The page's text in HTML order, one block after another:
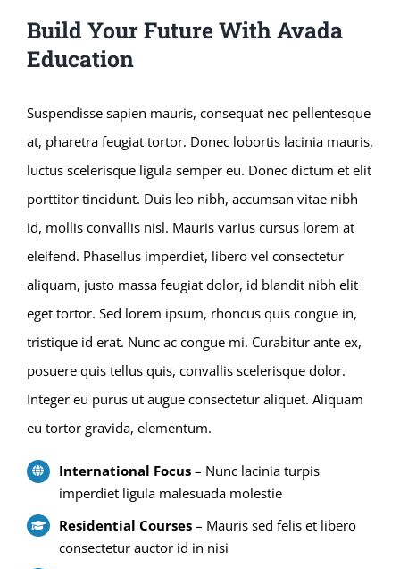
Build Your Future With Avada
Education
Suspendisse sapien mauris, consequat nec pellentesque
at, pharetra feugiat tortor. Donec lobortis lacinia mauris,
luctus scelerisque ligula semper eu. Donec dictum et elit
porttitor tincidunt. Duis leo nibh, accumsan vitae nibh
id, mollis convallis nisl. Mauris varius cursus lorem at
eleifend. Phasellus imperdiet, libero vel consectetur
aliquam, justo massa feugiat dolor, id blandit nibh elit
eget tortor. Sed lorem ipsum, rhoncus quis congue in,
tristique id erat. Nunc ac congue mi. Curabitur ante ex,
posuere quis tellus quis, convallis scelerisque dolor.
Integer eu purus ut augue consectetur aliquet. Aliquam
eu tortor gravida, elementum.
International Focus – Nunc lacinia turpis
imperdiet ligula malesuada molestie
Residential Courses – Mauris sed felis et libero
consectetur auctor id in nisi